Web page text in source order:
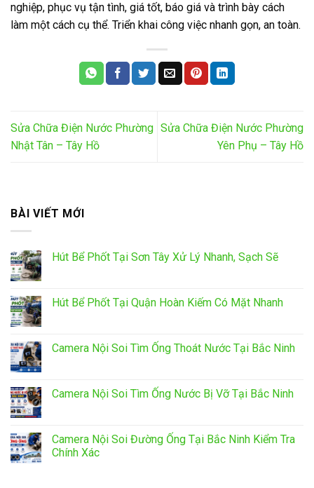
nghiệp, phục vụ tận tình, giá tốt, báo giá và trình bày cách
làm một cách cụ thể. Triển khai công việc nhanh gọn, an toàn.
Sửa Chữa Điện Nước Phường
Nhật Tân – Tây Hồ
Sửa Chữa Điện Nước Phường
Yên Phụ – Tây Hồ
BÀI VIẾT MỚI
Hút Bể Phốt Tại Sơn Tây Xử Lý Nhanh, Sạch Sẽ
Hút Bể Phốt Tại Quận Hoàn Kiếm Có Mặt Nhanh
Camera Nội Soi Tìm Ống Thoát Nước Tại Bắc Ninh
Camera Nội Soi Tìm Ống Nước Bị Vỡ Tại Bắc Ninh
Camera Nội Soi Đường Ống Tại Bắc Ninh Kiểm Tra
Chính Xác